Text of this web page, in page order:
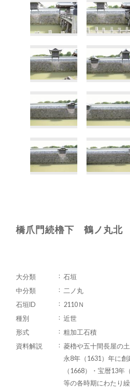
橋爪門続櫓下 鶴ノ丸北
大分類
石垣
中分類
二ノ丸
石垣ID
2110Ｎ
種別
近世
形式
粗加工石積
資料解説
菱櫓や五十間長屋の
永8年（1631）年に
（1668）・宝暦13年
等の各時期にわたり